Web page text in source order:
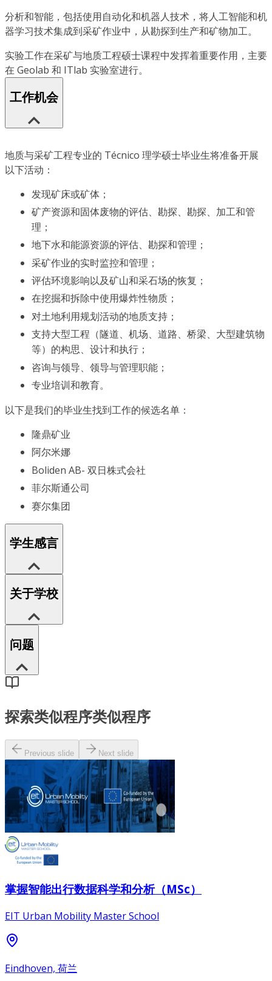
分析和智能，包括使用自动化和机器人技术，将人工智能和机
器学习技术集成到采矿作业中，从勘探到生产和矿物加工。
实验工作在采矿与地质工程硕士课程中发挥着重要作用，主要
在 Geolab 和 ITlab 实验室进行。
工作机会
地质与采矿工程专业的 Técnico 理学硕士毕业生将准备开展
以下活动：
发现矿床或矿体；
矿产资源和固体废物的评估、勘探、勘探、加工和管
理；
地下水和能源资源的评估、勘探和管理；
采矿作业的实时监控和管理；
评估环境影响以及矿山和采石场的恢复；
在挖掘和拆除中使用爆炸性物质；
对土地利用规划活动的地质支持；
支持大型工程（隧道、机场、道路、桥梁、大型建筑物
等）的构思、设计和执行；
咨询与领导、领导与管理职能；
专业培训和教育。
以下是我们的毕业生找到工作的候选名单：
隆鼎矿业
阿尔米娜
Boliden AB- 双日株式会社
菲尔斯通公司
赛尔集团
学生感言
关于学校
问题
探索类似程序类似程序
Previous slide Next slide
掌握智能出行数据科学和分析（MSc）
EIT Urban Mobility Master School
Eindhoven, 荷兰